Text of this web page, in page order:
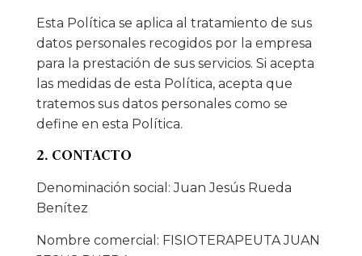
Esta Política se aplica al tratamiento de sus
datos personales recogidos por la empresa
para la prestación de sus servicios. Si acepta
las medidas de esta Política, acepta que
tratemos sus datos personales como se
define en esta Política.
2. CONTACTO
Denominación social: Juan Jesús Rueda
Benítez
Nombre comercial: FISIOTERAPEUTA JUAN